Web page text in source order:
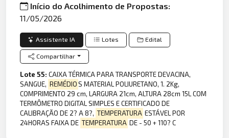
Início do Acolhimento de Propostas:
11/05/2026
Assistente IA Lotes Edital
Compartilhar
Lote 55:CAIXA TÉRMICA PARA TRANSPORTE DEVACINA,
SANGUE, REMÉDIOS MATERIAL POLIURETANO, 1. 2Kg,
COMPRIMENTO 29 cm, LARGURA 21cm, ALTURA 28cm 15L COM
TERMÔMETRO DIGITAL SIMPLES E CERTIFICADO DE
CALIBRAÇÃO DE 2? A 8?, TEMPERATURA ESTÁVEL POR
24HORAS FAIXA DE TEMPERATURA DE - 50 + 110? C